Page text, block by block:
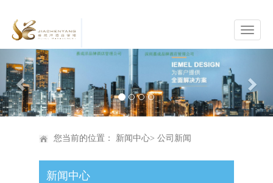
Previous
您当前的位置： 新闻中心> 公司新闻
新闻中心